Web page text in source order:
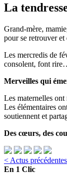
La
Grand-mère,
pour se retrouver
Les mercredis de
consolent, font
Merveilles qui
Les maternelles
Les élémentaires
soutiennent et
Des cœurs, des
< Actus précédentes
En 1 Clic